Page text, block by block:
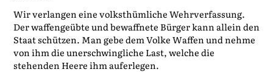
Wir verlangen eine volksthümliche Wehrverfassung.
Der waffengeübte und bewaffnete Bürger kann allein den
Staat schützen. Man gebe dem Volke Waffen und nehme
von ihm die unerschwingliche Last, welche die
stehenden Heere ihm auferlegen.